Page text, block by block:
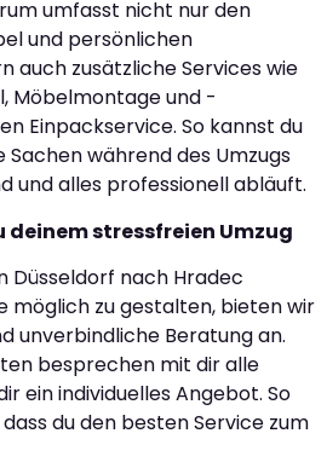
umfasst nicht nur den
und persönlichen
auch zusätzliche Services wie
Möbelmontage und -
Einpackservice. So kannst du
Sachen während des Umzugs
und alles professionell abläuft.
deinem stressfreien Umzug
Düsseldorf nach Hradec
möglich zu gestalten, bieten wir
unverbindliche Beratung an.
besprechen mit dir alle
ein individuelles Angebot. So
du den besten Service zum